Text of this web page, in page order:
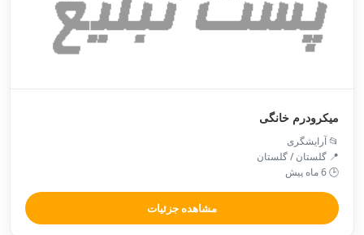
میکرودرم خانگی
📂 آرایشگری
📍 گلستان / گلستان
🕒 6 ماه پیش
مشاهده جزئیات